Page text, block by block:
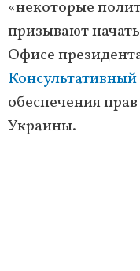
«некоторые
призывают
Офисе
Консультативный
обеспечения
Украины.